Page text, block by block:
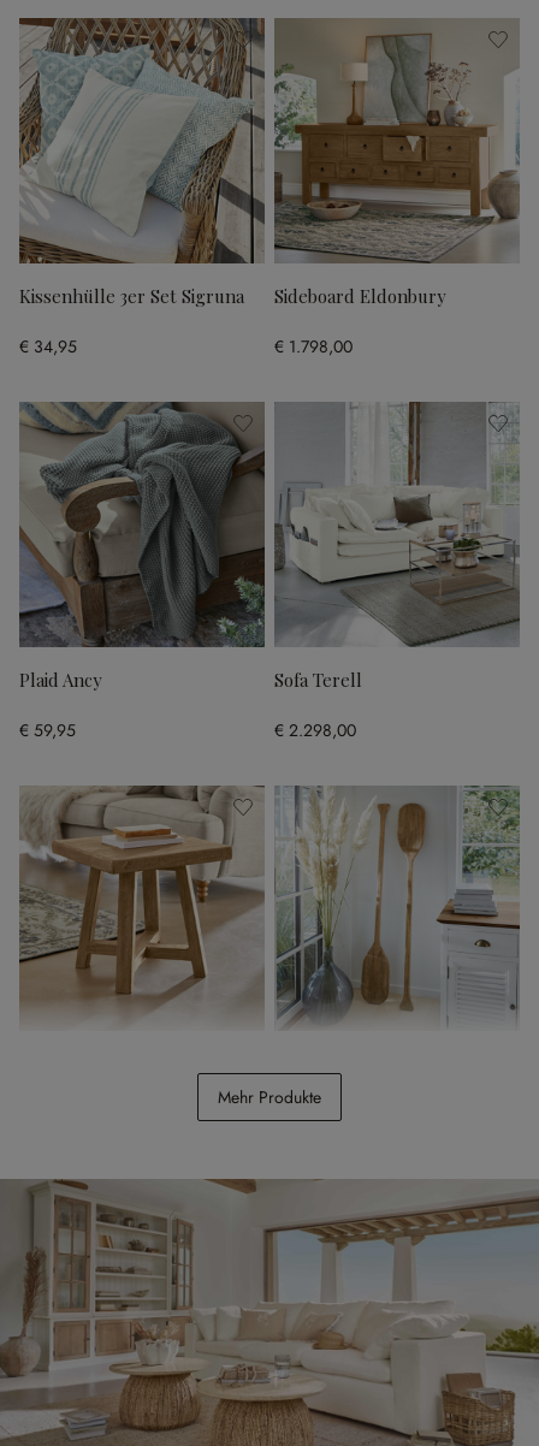
Kissenhülle 3er Set Sigruna
€ 34,95
Sideboard Eldonbury
€ 1.798,00
Plaid Ancy
€ 59,95
Sofa Terell
€ 2.298,00
Windermount
€ 128,00
Mehr Produkte